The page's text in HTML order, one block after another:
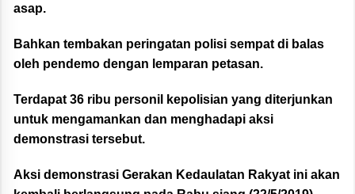
asap.
Bahkan tembakan peringatan polisi sempat di balas
oleh pendemo dengan lemparan petasan.
Terdapat 36 ribu personil kepolisian yang diterjunkan
untuk mengamankan dan menghadapi aksi
demonstrasi tersebut.
Aksi demonstrasi Gerakan Kedaulatan Rakyat ini akan